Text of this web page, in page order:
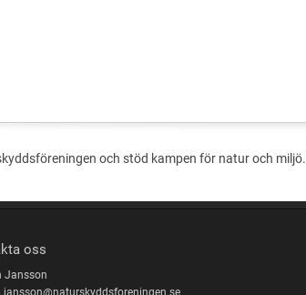
och stöd kampen för natur och miljö.
oss
Jansson